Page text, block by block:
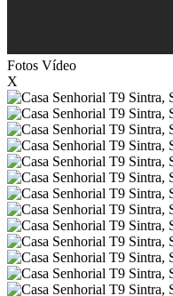
Fotos Vídeo
X